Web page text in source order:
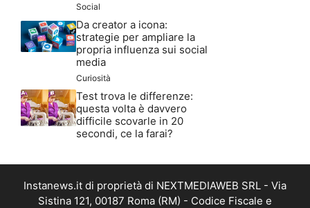
Social
Da creator a icona:
strategie per ampliare la
propria influenza sui social
media
Curiosità
Test trova le differenze:
questa volta è davvero
difficile scovarle in 20
secondi, ce la farai?
Instanews.it di proprietà di NEXTMEDIAWEB SRL - Via
Sistina 121, 00187 Roma (RM) - Codice Fiscale e